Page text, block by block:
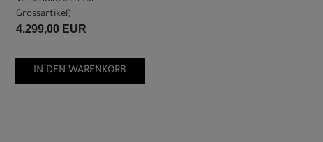
Grossartikel )
4.299,00 EUR
IN DEN WARENKORB